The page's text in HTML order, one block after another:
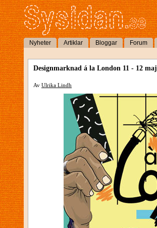
Nyheter Artiklar Bloggar Forum
Designmarknad á la London 11 - 12 maj
Av Ulrika Lindh